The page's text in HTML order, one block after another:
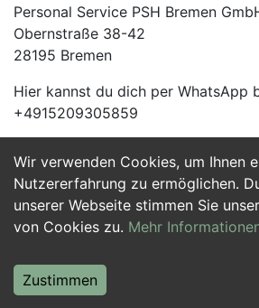
Wir verwenden Cookies, um Ihnen
Nutzererfahrung zu ermöglichen.
unserer Webseite stimmen Sie
von Cookies zu. Mehr
Zustimmen
Personal Service PSH Bremen
Obernstraße 38-42
28195 Bremen
Hier kannst du dich per WhatsApp
+4915209305859
Jetzt